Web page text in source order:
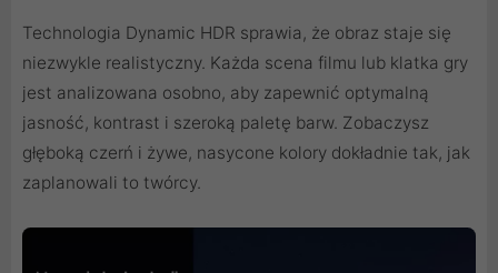
Technologia Dynamic HDR sprawia, że obraz staje się
niezwykle realistyczny. Każda scena filmu lub klatka gry
jest analizowana osobno, aby zapewnić optymalną
jasność, kontrast i szeroką paletę barw. Zobaczysz
głęboką czerń i żywe, nasycone kolory dokładnie tak, jak
zaplanowali to twórcy.